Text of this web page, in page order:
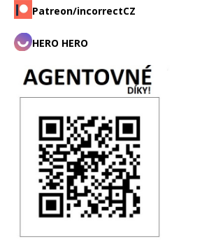
Patreon/incorrectCZ
HERO HERO